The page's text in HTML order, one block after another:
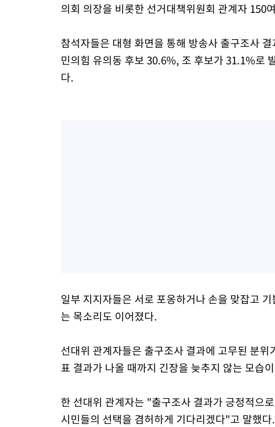
의회 의장을 비롯한 선거대책위원회 관계자 150
참석자들은 대형 화면을 통해 방송사 출구조사
민의힘 유의동 후보 30.6%, 조 후보가 31.1%로
다.
일부 지지자들은 서로 포옹하거나 손을 맞잡고
는 목소리도 이어졌다.
선대위 관계자들은 출구조사 결과에 고무된 분
표 결과가 나올 때까지 긴장을 늦추지 않는 모습
한 선대위 관계자는 "출구조사 결과가 긍정적으
시민들의 선택을 겸허하게 기다리겠다"고 말했다.